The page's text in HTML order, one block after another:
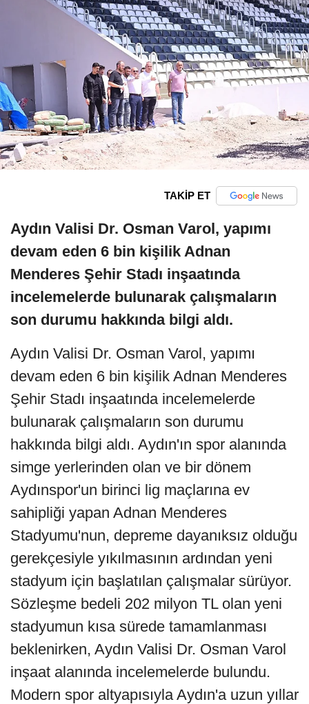
TAKİP ET
Aydın Valisi Dr. Osman Varol, yapımı
devam eden 6 bin kişilik Adnan
Menderes Şehir Stadı inşaatında
incelemelerde bulunarak çalışmaların
son durumu hakkında bilgi aldı.
Aydın Valisi Dr. Osman Varol, yapımı
devam eden 6 bin kişilik Adnan Menderes
Şehir Stadı inşaatında incelemelerde
bulunarak çalışmaların son durumu
hakkında bilgi aldı. Aydın'ın spor alanında
simge yerlerinden olan ve bir dönem
Aydınspor'un birinci lig maçlarına ev
sahipliği yapan Adnan Menderes
Stadyumu'nun, depreme dayanıksız olduğu
gerekçesiyle yıkılmasının ardından yeni
stadyum için başlatılan çalışmalar sürüyor.
Sözleşme bedeli 202 milyon TL olan yeni
stadyumun kısa sürede tamamlanması
beklenirken, Aydın Valisi Dr. Osman Varol
inşaat alanında incelemelerde bulundu.
Modern spor altyapısıyla Aydın'a uzun yıllar